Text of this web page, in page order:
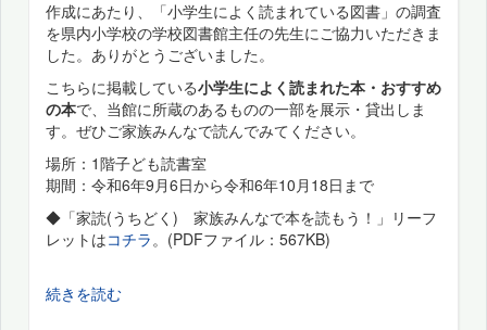
作成にあたり、「小学生によく読まれている図書」の調査
を県内小学校の学校図書館主任の先生にご協力いただきま
した。ありがとうございました。
こちらに掲載している小学生によく読まれた本・おすすめ
の本で、当館に所蔵のあるものの一部を展示・貸出しま
す。ぜひご家族みんなで読んでみてください。
場所：1階子ども読書室
期間：令和6年9月6日から令和6年10月18日まで
◆「家読(うちどく) 家族みんなで本を読もう！」リーフ
レットはコチラ。(PDFファイル：567KB)
続きを読む